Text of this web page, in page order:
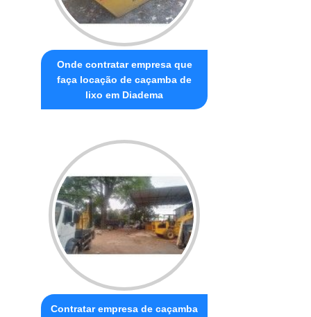
Onde contratar empresa que
faça locação de caçamba de
lixo em Diadema
Contratar empresa de caçamba